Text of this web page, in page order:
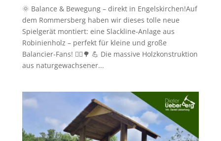
🌞 Balance & Bewegung – direkt in Engelskirchen!Auf
dem Rommersberg haben wir dieses tolle neue
Spielgerät montiert: eine Slackline-Anlage aus
Robinienholz – perfekt für kleine und große
Balancier-Fans! 🤸‍♂️🌳 💪 Die massive Holzkonstruktion
aus naturgewachsener...